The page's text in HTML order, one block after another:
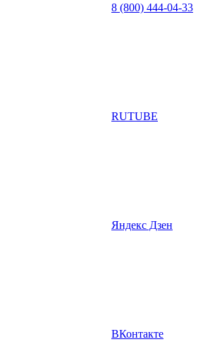
8 (800) 444-04-33
RUTUBE
Яндекс Дзен
ВКонтакте